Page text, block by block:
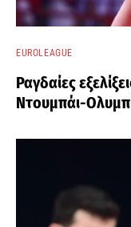
EUROLEAGUE
Ραγδαίες
Ντουμπάι-